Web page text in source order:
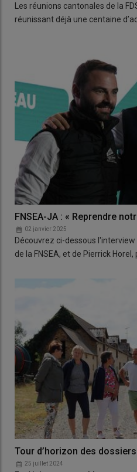
Les réunions cantonales de la
réunissant déjà une centaine
FNSEA-JA : « Reprendre
02 janvier 2025
Découvrez ci-dessous
de la FNSEA, et de Pierrick Horel,
Tour d’horizon des
25 juillet 2024